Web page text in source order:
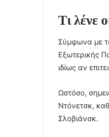
Τι λένε
Σύμφωνα με
Εξωτερικής
ιδίως αν
Ωστόσο,
Ντόνετσκ,
Σλοβιάνσκ.